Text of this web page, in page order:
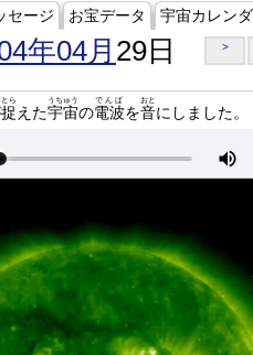
セージ お宝データ 宇宙カレン
年04月 29日 >
捉
とら
えた宇宙
うちゅう
の電波
でんぱ
を音
おと
にしました。